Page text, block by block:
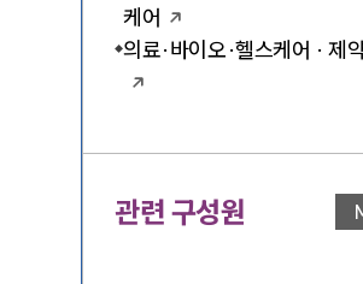
케어
의료·바이오·헬스케어 · 제
관련 구성원